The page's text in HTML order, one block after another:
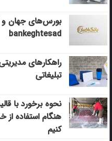
بورس‌های جهان و
bankeghtesad
راهکارهای
تبلیغاتی
نحوه برخورد با
هنگام استفاده
کنیم